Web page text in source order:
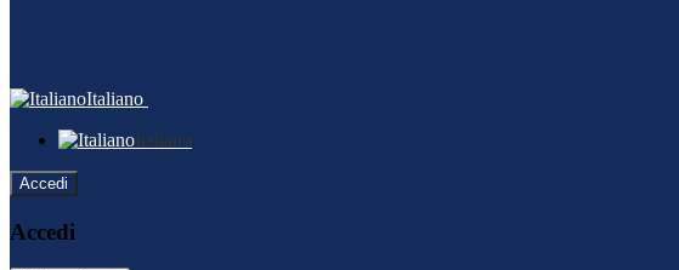
Italiano
Italiano
Accedi
Accedi